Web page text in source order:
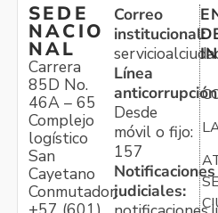
SEDE
NACIO
NAL
Carrera
85D No.
46A – 65
Complejo
logístico
San
Cayetano
Conmutador:
Correo
institucional:
Línea
Desde
móvil o fijo:
157
Notificaciones
judiciales: